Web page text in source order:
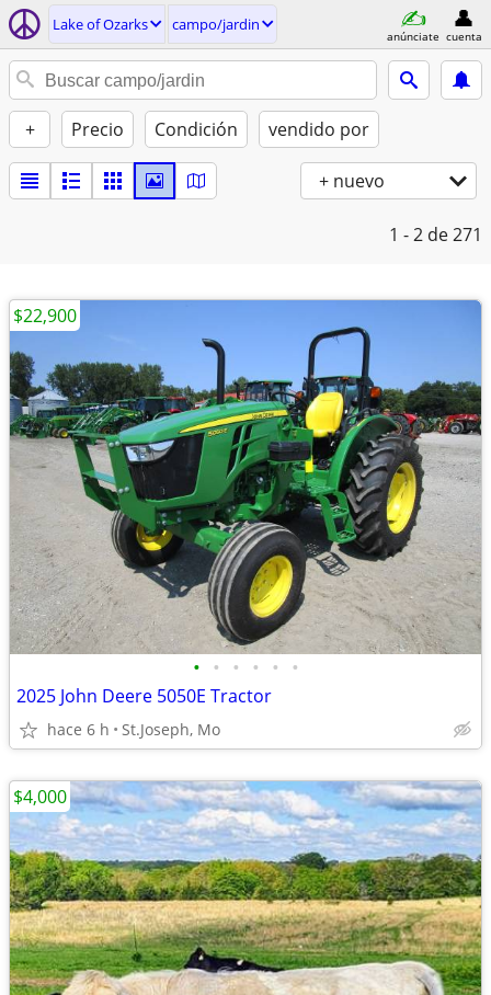
Lake of Ozarks campo/jardin
anúnciate cuenta
+ Precio Condición vendido por
+ nuevo
1 - 2 de 271
• • • • • •
2025 John Deere 5050E Tractor
hace 6 h St.Joseph, Mo
$22,900
$4,000